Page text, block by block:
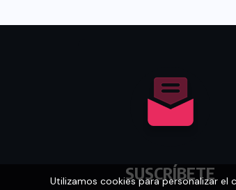
SUSCRÍBETE
Utilizamos cookies para personalizar